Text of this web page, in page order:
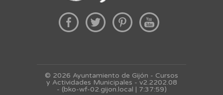
© 2026 Ayuntamiento de Gijón - Cursos
y Actividades Municipales - v2.2202.08
- (bko-wf-02.gijon.local | 7:37:59)